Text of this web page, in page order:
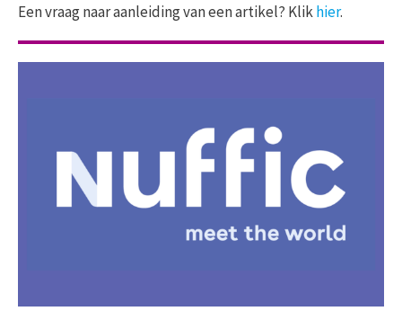
Een vraag naar aanleiding van een artikel? Klikhier.